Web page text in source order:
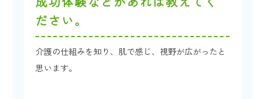
ださい。
介護の仕組みを知り、肌で感じ、視野が広がったと
思います。